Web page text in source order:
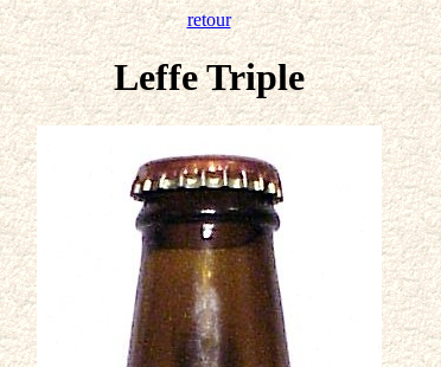
retour
Leffe Triple